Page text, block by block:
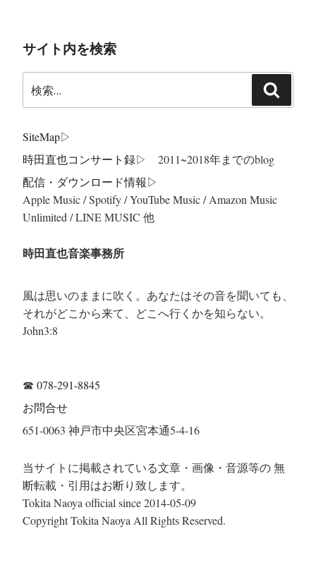
サイト内を検索
索:
索
SiteMap▷
時田直也コンサート録▷ 2011~2018年までのblog
配信・ダウンロード情報▷
Apple Music / Spotify / YouTube Music / Amazon Music
Unlimited / LINE MUSIC 他
時田直也音楽事務所
風は思いのままに吹く。あなたはその音を聞いても、
それがどこから来て、どこへ行くかを知らない。
John3:8
☎ 078-291-8845
お問合せ
651-0063 神戸市中央区宮本通5-4-16
当サイトに掲載されている文章・画像・音源等の 無
断転載・引用はお断り致します。
Tokita Naoya official since 2014-05-09
Copyright Tokita Naoya All Rights Reserved.